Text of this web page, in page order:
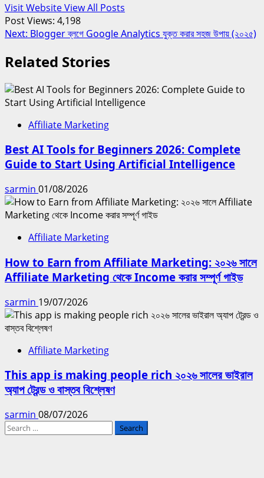
Visit WebsiteView All Posts
Post Views: 4,198
Post
navigation
Next: Blogger ব্লগে Google Analytics যুক্ত করার সহজ উপায় (২০২৫)
Related Stories
Affiliate Marketing
Best AI Tools for Beginners 2026: Complete
Guide to Start Using Artificial Intelligence
sarmin 01/08/2026
Affiliate Marketing
How to Earn from Affiliate Marketing: ২০২৬ সালে
Affiliate Marketing থেকে Income করার সম্পূর্ণ গাইড
sarmin 19/07/2026
Affiliate Marketing
This app is making people rich ২০২৬ সালের ভাইরাল
অ্যাপ ট্রেন্ড ও বাস্তব বিশ্লেষণ
sarmin 08/07/2026
Search